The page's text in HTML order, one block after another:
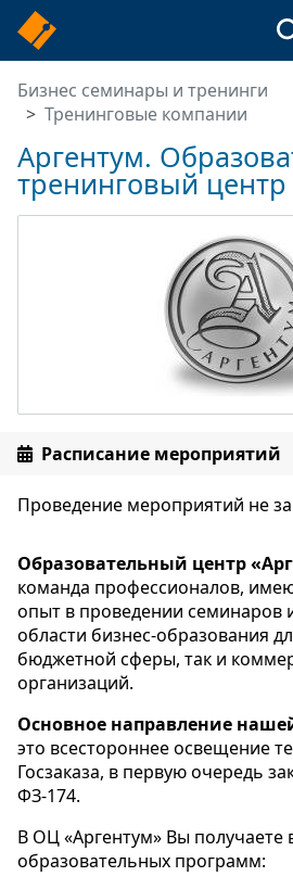
Бизнес семинары и тренинги
Тренинговые компании
Аргентум.
тренинговый центр
Расписание мероприятий
Проведение мероприятий не
Образовательный центр
команда профессионалов,
опыт в проведении семинаров
области бизнес-образования
бюджетной сферы, так и
организаций.
Основное направление
это всестороннее освещение
Госзаказа, в первую очередь
ФЗ-174.
В ОЦ «Аргентум» Вы получаете
образовательных программ: